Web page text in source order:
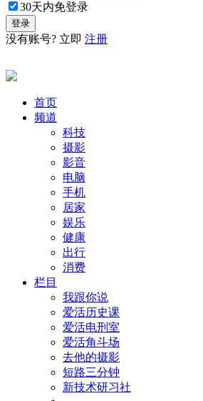
30天内免登录
没有账号? 立即 注册
首页
频道
科技
摄影
影音
电脑
手机
居家
娱乐
健康
出行
消费
栏目
我跟你说
爱活历史课
爱活电刑室
爱活角斗场
去他的摄影
短路三分钟
新技术研习社